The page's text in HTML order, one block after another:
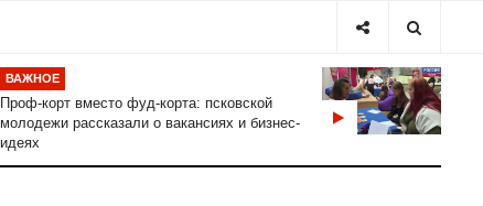
ВАЖНОЕ
Проф-корт вместо фуд-корта: псковской
молодежи рассказали о вакансиях и бизнес-
идеях